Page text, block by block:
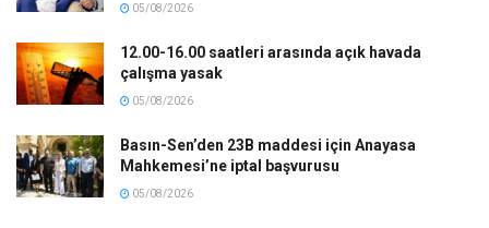
05/08/2026
12.00-16.00 saatleri arasında açık havada
çalışma yasak
05/08/2026
Basın-Sen’den 23B maddesi için Anayasa
Mahkemesi’ne iptal başvurusu
05/08/2026